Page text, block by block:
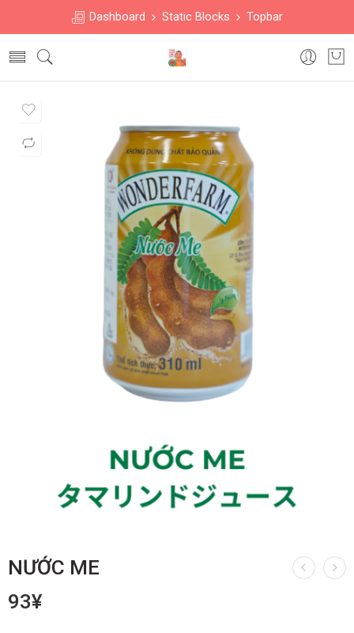
Dashboard Static Blocks Topbar
NƯỚC ME
93¥